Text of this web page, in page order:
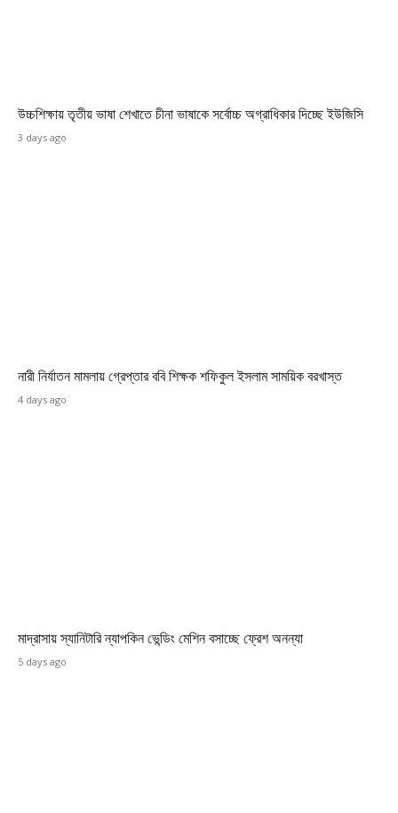
উচ্চশিক্ষায় তৃতীয় ভাষা শেখাতে চীনা ভাষাকে সর্বোচ্চ অগ্রাধিকার দিচ্ছে ইউজিসি
3 days ago
নারী নির্যাতন মামলায় গ্রেপ্তার ববি শিক্ষক শফিকুল ইসলাম সাময়িক বরখাস্ত
4 days ago
মাদ্রাসায় স্যানিটারি ন্যাপকিন ভেন্ডিং মেশিন বসাচ্ছে ফ্রেশ অনন্যা
5 days ago